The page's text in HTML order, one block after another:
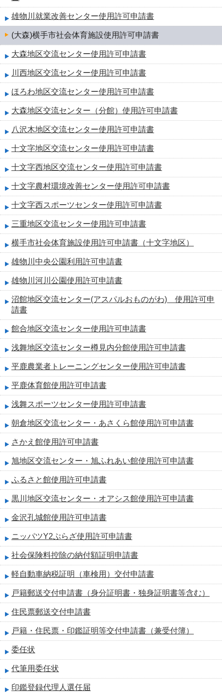
雄物川就業改善センター使用許可申請書
(大森)横手市社会体育施設使用許可申請書
大森地区交流センター使用許可申請書
川西地区交流センター使用許可申請書
ほろわ地区交流センター使用許可申請書
大森地区交流センター（分館）使用許可申請書
八沢木地区交流センター使用許可申請書
十文字地区交流センター使用許可申請書
十文字西地区交流センター使用許可申請書
十文字農村環境改善センター使用許可申請書
十文字西スポーツセンター使用許可申請書
三重地区交流センター使用許可申請書
横手市社会体育施設使用許可申請書（十文字地区）
雄物川中央公園利用許可申請書
雄物川河川公園使用許可申請書
沼館地区交流センター(アスパルおものがわ) 使用許可申
請書
館合地区交流センター使用許可申請書
浅舞地区交流センター樽見内分館使用許可申請書
平鹿農業者トレーニングセンター使用許可申請書
平鹿体育館使用許可申請書
浅舞スポーツセンター使用許可申請書
朝倉地区交流センター・あさくら館使用許可申請書
さかえ館使用許可申請書
旭地区交流センター・旭ふれあい館使用許可申請書
ふるさと館使用許可申請書
黒川地区交流センター・オアシス館使用許可申請書
金沢孔城館使用許可申請書
ニッパツY2ぷらざ使用許可申請書
社会保険料控除の納付額証明申請書
軽自動車納税証明（車検用）交付申請書
戸籍郵送交付申請書（身分証明書・独身証明書等含む）
住民票郵送交付申請書
戸籍・住民票・印鑑証明等交付申請書（兼受付簿）
委任状
代筆用委任状
印鑑登録代理人選任届